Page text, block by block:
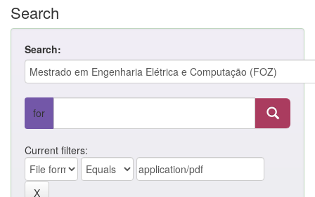
Search
Search:
for
Current filters: